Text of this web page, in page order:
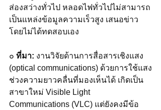
ส่องสว่างทั่วไป หลอดไฟทั่วไปไม่สามารถ
เป็นแหล่งข้อมูลความเร็วสูง เสนอข่าว
โดยไม่ได้ทดสอบเอง
๐ ที่มา: งานวิจัยด้านการสื่อสารเชิงแสง
(optical communications) ด้วยการใช้แสง
ช่วงความยาวคลื่นที่มองเห็นได้ เกิดเป็น
สาขาใหม่ Visible Light
Communications (VLC) แต่ยังคงมีข้อ